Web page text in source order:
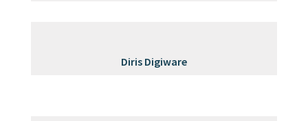
Diris Digiware